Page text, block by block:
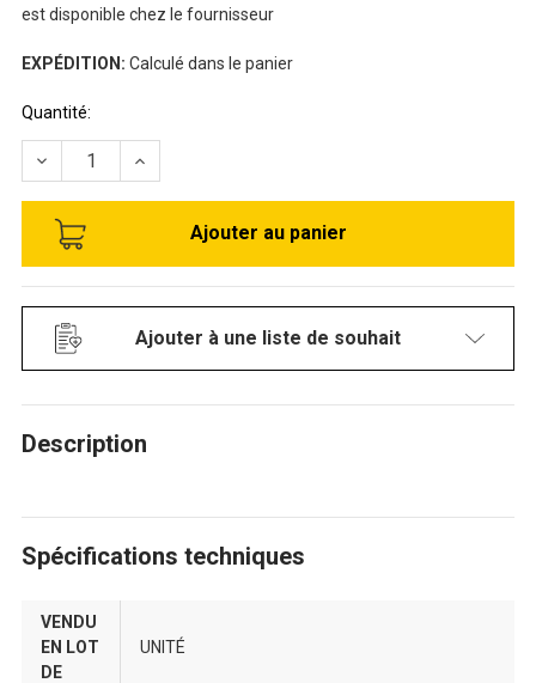
est disponible chez le fournisseur
EXPÉDITION: Calculé dans le panier
Stock
disponible:
Quantité:
RÉDUIRE LA QUANTITÉ DE TABLETTE DE 18" X 42" EN
AUGMENTER LA QUANTITÉ DE TABLETTE DE
Ajouter à une liste de souhait
Description
Spécifications techniques
VENDU
EN LOT
DE
UNITÉ